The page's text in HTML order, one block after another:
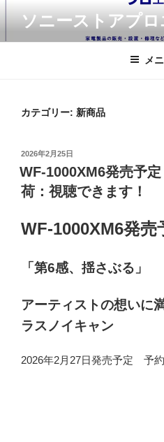
テ
ソニーストアプ
メ
カテゴリー: 新商品
投
稿
日:
2026年2月25日
WF-1000XM6発売予
荷：視聴できます！
WF-1000XM6発売
「第6感、揺さぶる」
アーティストの想いに
ラスノイキャン
2026年2月27日発売予定 予約